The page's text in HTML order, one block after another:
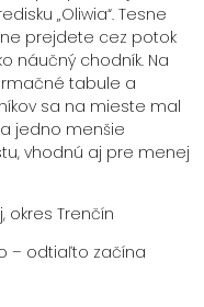
„Oliwia“. Tesne
prejdete cez potok
náučný chodník. Na
tabule a
sa na mieste mal
jedno menšie
vhodnú aj pre menej
okres Trenčín
– odtiaľto začína